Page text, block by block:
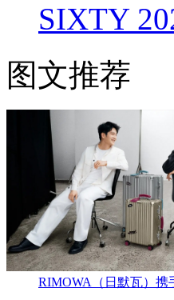
SIXTY
图文推荐
RIMOWA（日默瓦）携